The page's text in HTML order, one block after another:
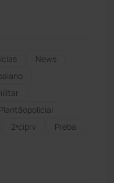
News
Plantãopolicial
2ªciprv
Preba